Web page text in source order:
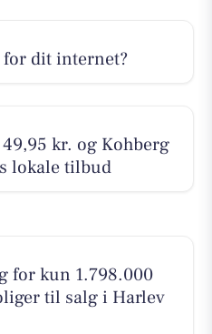
for dit internet?
kr. og Kohberg
lokale tilbud
for kun 1.798.000
til salg i Harlev